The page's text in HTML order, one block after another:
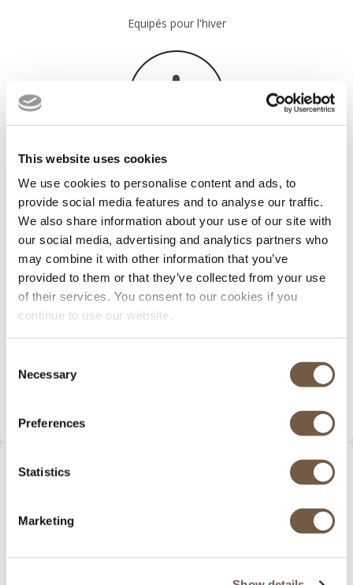
This website uses cookies
We use cookies to personalise content and ads, to
provide social media features and to analyse our traffic.
We also share information about your use of our site with
our social media, advertising and analytics partners who
may combine it with other information that you’ve
provided to them or that they’ve collected from your use
of their services. You consent to our cookies if you
continue to use our website.
Selection
Necessary
Preferences
Statistics
Marketing
Equipés pour l'hiver
Principaux aéroports des Alpes
Genève - Lyon - Grenoble - Chambéry
SERVICES INCLUS